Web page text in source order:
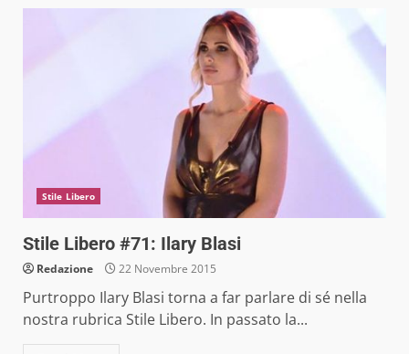
Stile Libero
Stile Libero #71: Ilary Blasi
Redazione 22 Novembre 2015
Purtroppo Ilary Blasi torna a far parlare di sé nella
nostra rubrica Stile Libero. In passato la...